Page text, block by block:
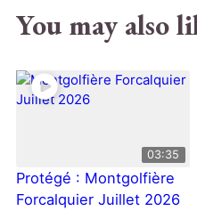
You may also
03:35
Protégé : Montgolfière
Forcalquier Juillet 2026